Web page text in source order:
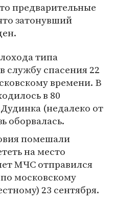
предварительные
затонувший
типа
службу спасения 22
времени. В
в 80
(недалеко от
оборвалась.
помешали
на место
МЧС отправился
московскому
23 сентября.